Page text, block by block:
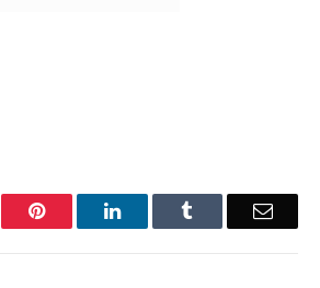
Pinterest LinkedIn Email